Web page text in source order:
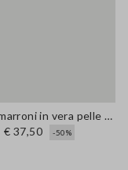
Sandali marroni in vera pelle open toe
€ 37,50
-50%